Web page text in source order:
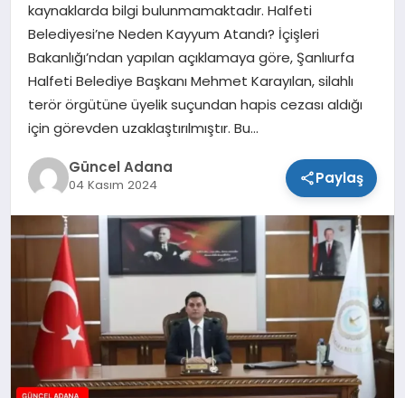
TEKNOLOJI
kaynaklarda bilgi bulunmamaktadır. Halfeti
Belediyesi’ne Neden Kayyum Atandı? İçişleri
Bakanlığı’ndan yapılan açıklamaya göre, Şanlıurfa
Halfeti Belediye Başkanı Mehmet Karayılan, silahlı
terör örgütüne üyelik suçundan hapis cezası aldığı
için görevden uzaklaştırılmıştır. Bu…
Güncel Adana
04 Kasım 2024 Paylaş